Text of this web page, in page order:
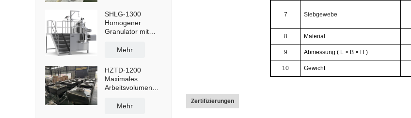
7 Siebgewebe
8 Material
9 Abmessung( L × B × H)
10 Gewicht
Zertifizierungen
SHLG-1300
Homogener
Granulator mit
effektive Kapazität
Mehr
HZTD-1200
Maximales
Arbeitsvolumen
manueller
Mehr